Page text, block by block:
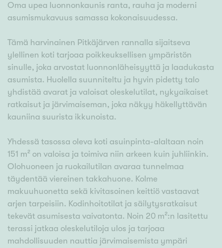
Oma upea luonnonkaunis ranta, rauha ja moderni
asumismukavuus samassa kokonaisuudessa.
Tämä harvinainen Pitkäjärven rannalla sijaitseva
ylellinen koti tarjoaa poikkeuksellisen ympäristön
sinulle, joka arvostat luonnonläheisyyttä ja laadukasta
asumista. Huolella suunniteltu ja hyvin pidetty talo
yhdistää avarat ja valoisat oleskelutilat, nykyaikaiset
ratkaisut ja järvimaiseman, joka näkyy häkellyttävän
kauniina suurista ikkunoista.
Yhdessä tasossa oleva koti asuinpinta-alaltaan noin
151 m² on valoisa ja toimiva niin arkeen kuin juhliinkin.
Olohuoneen ja ruokailutilan avaraa tunnelmaa
täydentää viereinen takkahuone. Kolme
makuuhuonetta sekä kivitasoinen keittiö vastaavat
arjen tarpeisiin. Kodinhoitotilat ja säilytysratkaisut
tekevät asumisesta vaivatonta. Noin 20 m²:n lasitettu
terassi jatkaa oleskelutiloja ulos ja tarjoaa
mahdollisuuden nauttia järvimaisemista ympäri